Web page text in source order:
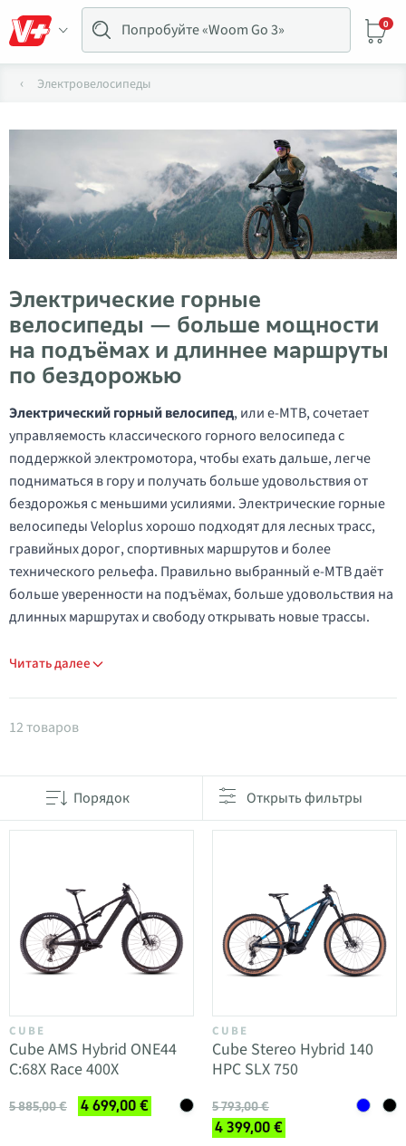
0
Электровелосипеды
Электрические горные
велосипеды — больше мощности
на подъёмах и длиннее маршруты
по бездорожью
Электрический горный велосипед, или e-MTB, сочетает
управляемость классического горного велосипеда с
поддержкой электромотора, чтобы ехать дальше, легче
подниматься в гору и получать больше удовольствия от
бездорожья с меньшими усилиями. Электрические горные
велосипеды Veloplus хорошо подходят для лесных трасс,
гравийных дорог, спортивных маршрутов и более
технического рельефа. Правильно выбранный e-MTB даёт
больше уверенности на подъёмах, больше удовольствия на
длинных маршрутах и свободу открывать новые трассы.
Читать далее
Товары в категории Е-Маунтинбайк
12 товаров
Порядок Открыть фильтры
CUBE
Cube AMS Hybrid ONE44
C:68X Race 400X
5 885,00 € 4 699,00 €
CUBE
Cube Stereo Hybrid 140
HPC SLX 750
5 793,00 €
4 399,00 €